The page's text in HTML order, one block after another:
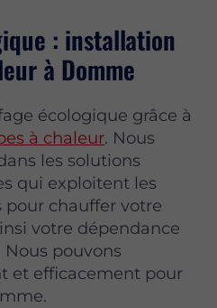
: installation
à Domme
écologique grâce à
à chaleur. Nous
les solutions
qui exploitent les
pour chauffer votre
votre dépendance
Nous pouvons
et efficacement pour